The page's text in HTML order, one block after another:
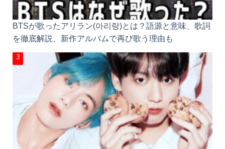
BTSが歌ったアリラン(아리랑)とは？語源と意味、歌
詞を徹底解説、新作アルバムで再び歌う理由も